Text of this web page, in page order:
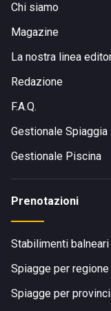
Chi siamo
Magazine
La nostra linea
Redazione
F.A.Q.
Gestionale Spiaggia
Gestionale Piscina
Prenotazioni
Stabilimenti balneari
Spiagge per regione
Spiagge per